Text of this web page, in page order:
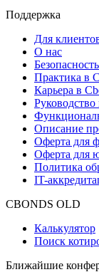
Поддержка
Для
О нас
Практика в
Карьера в
Руководство
Описание
Оферта для
Оферта для
Политика
IT-
CBONDS OLD
Калькулятор
Поиск
Ближайшие